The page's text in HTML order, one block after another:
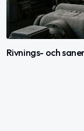
Rivnings- och